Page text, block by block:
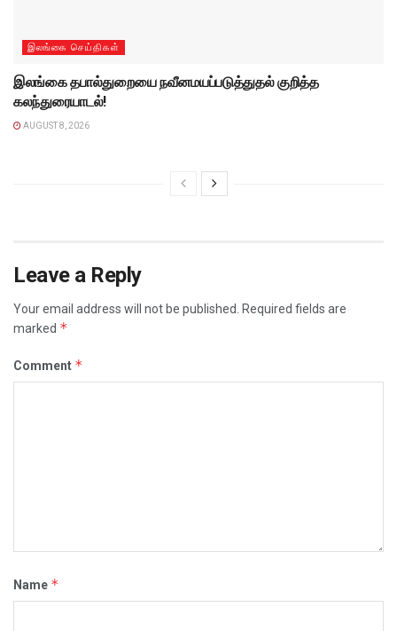
இலங்கை செய்திகள்
இலங்கை தபால்துறையை நவீனமயப்படுத்துதல் குறித்த
கலந்துரையாடல்!
AUGUST 8, 2026
Leave a Reply
Your email address will not be published.
Required fields are
marked *
Comment *
Name *